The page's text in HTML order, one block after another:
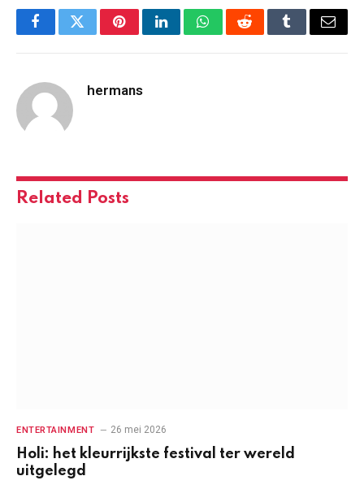
FacebookTwitterPinterestLinkedInWhatsAppRedditTumblrEmail
hermans
Related Posts
ENTERTAINMENT 26 mei 2026
Holi: het kleurrijkste festival ter wereld
uitgelegd